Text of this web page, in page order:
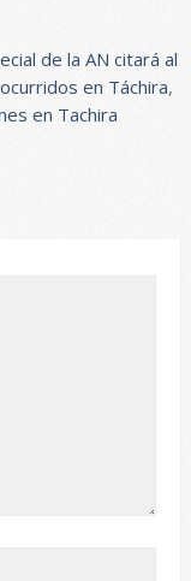
de la AN citará al
en Táchira,
en Tachira